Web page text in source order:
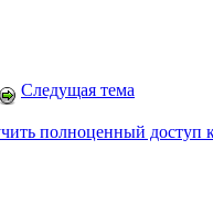
Следущая тема
полноценный доступ